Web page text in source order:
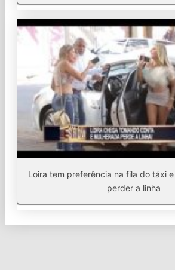
Loira tem preferência na fila do táxi
perder a linha